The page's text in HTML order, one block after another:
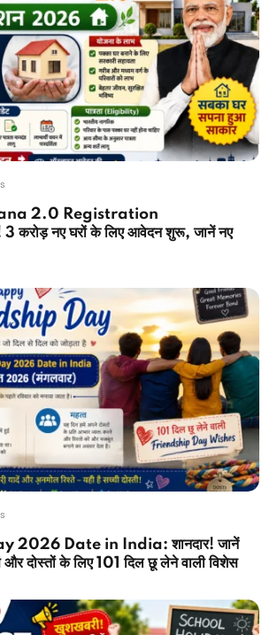
2.0 Registration
करोड़ नए घरों के लिए आवेदन शुरू, जानें नए
2026 Date in India: शानदार! जानें
और दोस्तों के लिए 101 दिल छू लेने वाली विशेस